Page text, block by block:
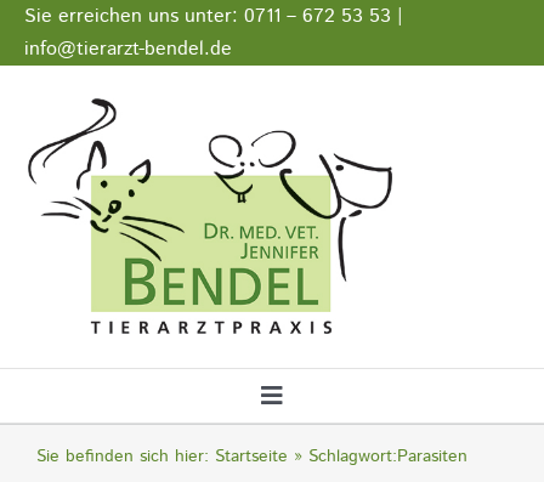
Zum
Inhalt
Sie erreichen uns unter: 0711 – 672 53 53 |
info@tierarzt-bendel.de
Stellenangebote
Impressum
Datenschutz
Toggle
Navigation
Startseite
Sie befinden sich hier: Startseite Schlagwort:Parasiten